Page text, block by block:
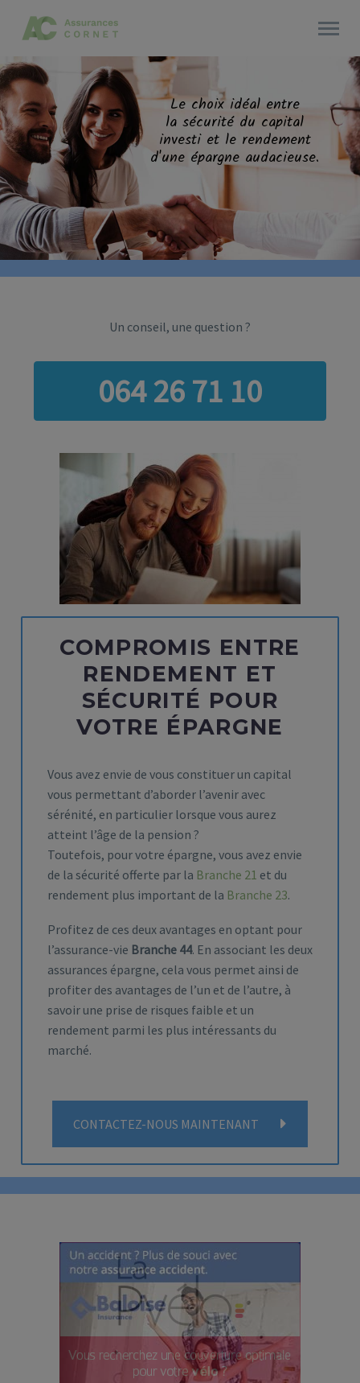
Le choix idéal entre
la sécurité du capital
investi et le rendement
d'une épargne audacieuse.
Un conseil, une question ?
064 26 71 10
COMPROMIS ENTRE
RENDEMENT ET
SÉCURITÉ POUR
VOTRE ÉPARGNE
Vous avez envie de vous constituer un capital
vous permettant d’aborder l’avenir avec
sérénité, en particulier lorsque vous aurez
atteint l’âge de la pension ?
Toutefois, pour votre épargne, vous avez envie
de la sécurité offerte par la Branche 21 et du
rendement plus important de la Branche 23.
Profitez de ces deux avantages en optant pour
l’assurance-vie Branche 44. En associant les deux
assurances épargne, cela vous permet ainsi de
profiter des avantages de l’un et de l’autre, à
savoir une prise de risques faible et un
rendement parmi les plus intéressants du
marché.
CONTACTEZ-NOUS MAINTENANT